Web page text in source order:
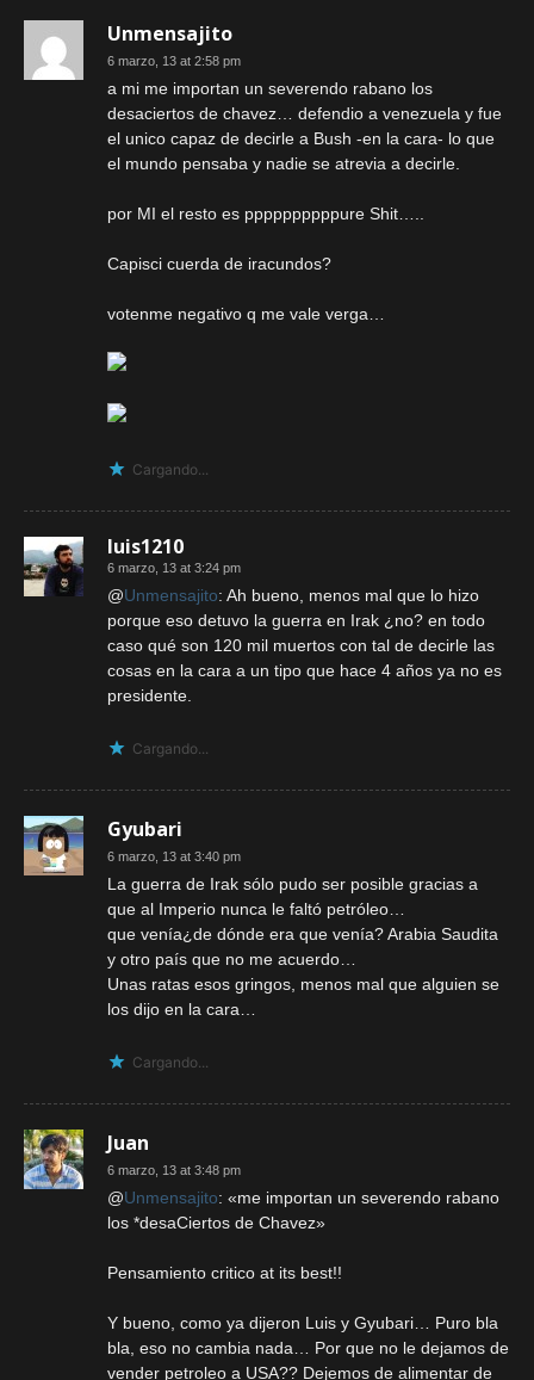
Unmensajito
6 marzo, 13 at 2:58 pm
a mi me importan un severendo rabano los
desaciertos de chavez… defendio a venezuela y fue
el unico capaz de decirle a Bush -en la cara- lo que
el mundo pensaba y nadie se atrevia a decirle.
por MI el resto es ppppppppppure Shit…..
Capisci cuerda de iracundos?
votenme negativo q me vale verga…
Cargando...
luis1210
6 marzo, 13 at 3:24 pm
@Unmensajito: Ah bueno, menos mal que lo hizo
porque eso detuvo la guerra en Irak ¿no? en todo
caso qué son 120 mil muertos con tal de decirle las
cosas en la cara a un tipo que hace 4 años ya no es
presidente.
Cargando...
Gyubari
6 marzo, 13 at 3:40 pm
La guerra de Irak sólo pudo ser posible gracias a
que al Imperio nunca le faltó petróleo…
que venía¿de dónde era que venía? Arabia Saudita
y otro país que no me acuerdo…
Unas ratas esos gringos, menos mal que alguien se
los dijo en la cara…
Cargando...
Juan
6 marzo, 13 at 3:48 pm
@Unmensajito: «me importan un severendo rabano
los *desaCiertos de Chavez»
Pensamiento critico at its best!!
Y bueno, como ya dijeron Luis y Gyubari… Puro bla
bla, eso no cambia nada… Por que no le dejamos de
vender petroleo a USA?? Dejemos de alimentar de